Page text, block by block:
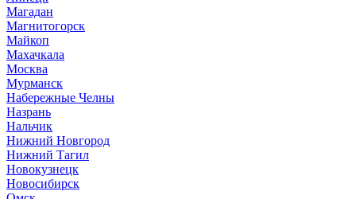
Магадан
Магнитогорск
Майкоп
Махачкала
Москва
Мурманск
Набережные Челны
Назрань
Нальчик
Нижний Новгород
Нижний Тагил
Новокузнецк
Новосибирск